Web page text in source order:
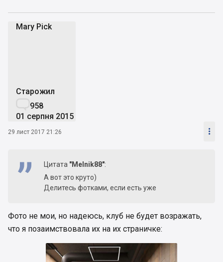
Mary Pick
Старожил
958
01 серпня 2015
29 лист 2017 21:26 
Цитата "Melnik88":
А вот это круто)
Делитесь фотками, если есть уже
Фото не мои, но надеюсь, клуб не будет возражать,
что я позаимствовала их на их страничке: